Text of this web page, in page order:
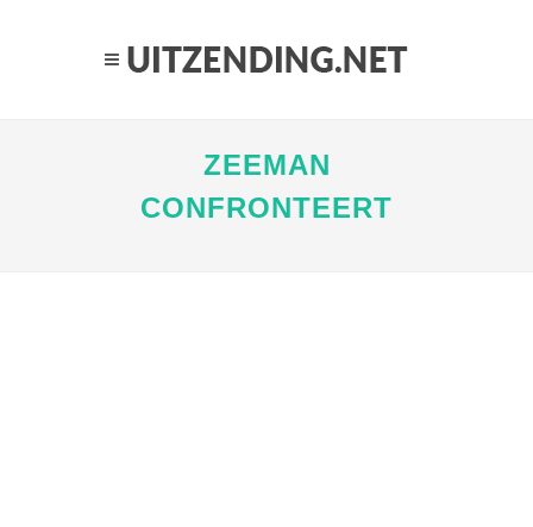
ZEEMAN
CONFRONTEERT